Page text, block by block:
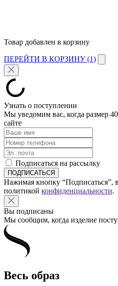
Товар добавлен в корзину
ПЕРЕЙТИ В КОРЗИНУ (1)
Узнать о поступлении
Мы уведомим вас, когда размер
сайте
Подписаться на рассылку
Нажимая кнопку “Подписаться”,
политикой конфиденциальности.
Вы подписаны
Мы сообщим, когда изделие
Весь образ